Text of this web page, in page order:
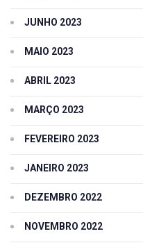
JUNHO 2023
MAIO 2023
ABRIL 2023
MARÇO 2023
FEVEREIRO 2023
JANEIRO 2023
DEZEMBRO 2022
NOVEMBRO 2022